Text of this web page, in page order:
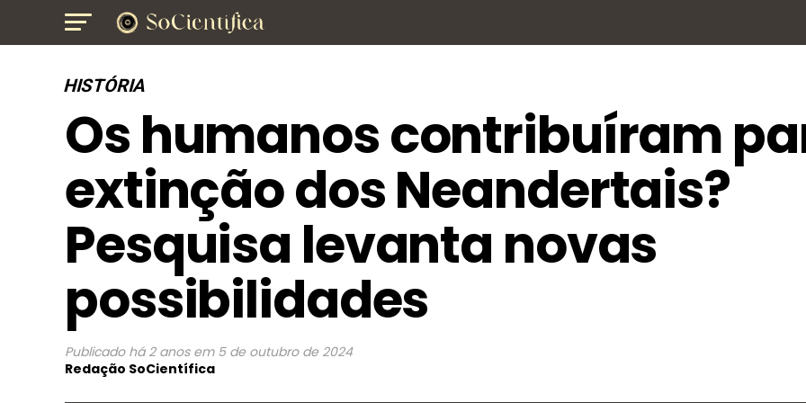
HISTÓRIA
Os humanos contribuíram
extinção dos Neandertais?
Pesquisa levanta novas
possibilidades
Publicado há 2 anos em 5 de outubro de 2024
Redação SoCientífica